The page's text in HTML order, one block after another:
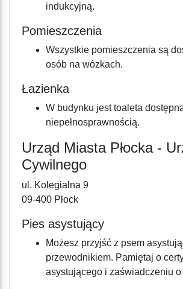
indukcyjną.
Pomieszczenia
Wszystkie pomieszczenia są
osób na wózkach.
Łazienka
W budynku jest toaleta
niepełnosprawnością.
Urząd Miasta Płocka -
Cywilnego
ul. Kolegialna 9
09-400 Płock
Pies asystujący
Możesz przyjść z psem
przewodnikiem. Pamiętaj o
asystującego i zaświadczeniu